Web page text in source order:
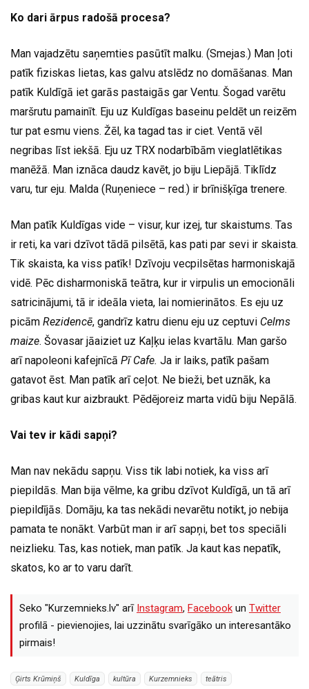
Ko dari ārpus radošā procesa?
Man vajadzētu saņemties pasūtīt malku. (Smejas.) Man ļoti
patīk fiziskas lietas, kas galvu atslēdz no domāšanas. Man
patīk Kuldīgā iet garās pastaigās gar Ventu. Šogad varētu
maršrutu pamainīt. Eju uz Kuldīgas baseinu peldēt un reizēm
tur pat esmu viens. Žēl, ka tagad tas ir ciet. Ventā vēl
negribas līst iekšā. Eju uz TRX nodarbībām vieglatlētikas
manēžā. Man iznāca daudz kavēt, jo biju Liepājā. Tiklīdz
varu, tur eju. Malda (Ruņeniece – red.) ir brīnišķīga trenere.
Man patīk Kuldīgas vide – visur, kur izej, tur skaistums. Tas
ir reti, ka vari dzīvot tādā pilsētā, kas pati par sevi ir skaista.
Tik skaista, ka viss patīk! Dzīvoju vecpilsētas harmoniskajā
vidē. Pēc disharmoniskā teātra, kur ir virpulis un emocionāli
satricinājumi, tā ir ideāla vieta, lai nomierinātos. Es eju uz
picām Rezidencē, gandrīz katru dienu eju uz ceptuvi Celms
maize. Šovasar jāaiziet uz Kaļķu ielas kvartālu. Man garšo
arī napoleoni kafejnīcā Pī Cafe. Ja ir laiks, patīk pašam
gatavot ēst. Man patīk arī ceļot. Ne bieži, bet uznāk, ka
gribas kaut kur aizbraukt. Pēdējoreiz marta vidū biju Nepālā.
Vai tev ir kādi sapņi?
Man nav nekādu sapņu. Viss tik labi notiek, ka viss arī
piepildās. Man bija vēlme, ka gribu dzīvot Kuldīgā, un tā arī
piepildījās. Domāju, ka tas nekādi nevarētu notikt, jo nebija
pamata te nonākt. Varbūt man ir arī sapņi, bet tos speciāli
neizlieku. Tas, kas notiek, man patīk. Ja kaut kas nepatīk,
skatos, ko ar to varu darīt.
Seko "Kurzemnieks.lv" arī Instagram, Facebook un Twitter
profilā - pievienojies, lai uzzinātu svarīgāko un interesantāko
pirmais!
Ģirts Krūmiņš Kuldīga kultūra Kurzemnieks teātris